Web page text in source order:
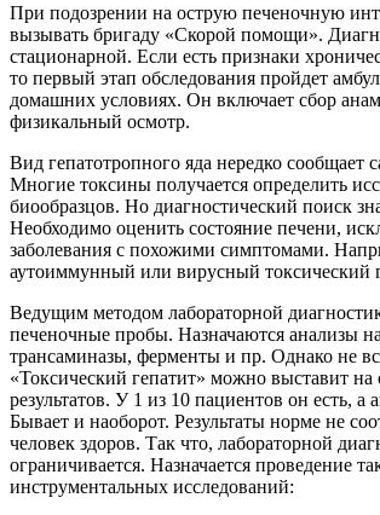
При подозрении на острую печеночную
вызывать бригаду «Скорой помощи».
стационарной. Если есть признаки
то первый этап обследования пройдет
домашних условиях. Он включает сбор
физикальный осмотр.
Вид гепатотропного яда нередко сообщает
Многие токсины получается определить
биообразцов. Но диагностический поиск
Необходимо оценить состояние печени,
заболевания с похожими симптомами.
аутоиммунный или вирусный токсический
Ведущим методом лабораторной
печеночные пробы. Назначаются анализы
трансаминазы, ферменты и пр. Однако не
«Токсический гепатит» можно выставит
результатов. У 1 из 10 пациентов он есть, а
Бывает и наоборот. Результаты норме не
человек здоров. Так что, лабораторной
ограничивается. Назначается проведение
инструментальных исследований: